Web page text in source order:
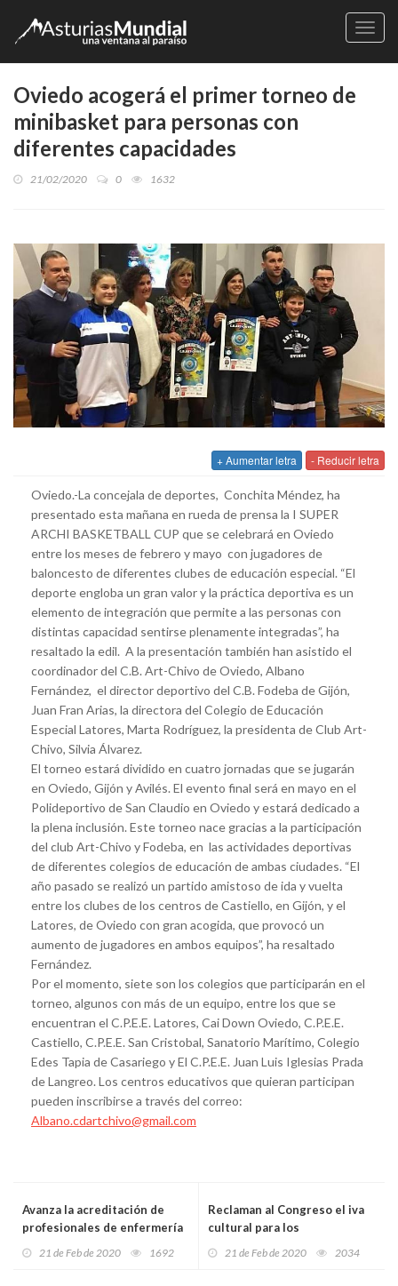
Oviedo acogerá el primer torneo de
minibasket para personas con
diferentes capacidades
21/02/2020 0 1632
+ Aumentar letra - Reducir letra
Oviedo.-La concejala de deportes, Conchita Méndez, ha
presentado esta mañana en rueda de prensa la I SUPER
ARCHI BASKETBALL CUP que se celebrará en Oviedo
entre los meses de febrero y mayo con jugadores de
baloncesto de diferentes clubes de educación especial. “El
deporte engloba un gran valor y la práctica deportiva es un
elemento de integración que permite a las personas con
distintas capacidad sentirse plenamente integradas”, ha
resaltado la edil. A la presentación también han asistido el
coordinador del C.B. Art-Chivo de Oviedo, Albano
Fernández, el director deportivo del C.B. Fodeba de Gijón,
Juan Fran Arias, la directora del Colegio de Educación
Especial Latores, Marta Rodríguez, la presidenta de Club Art-
Chivo, Silvia Álvarez.
El torneo estará dividido en cuatro jornadas que se jugarán
en Oviedo, Gijón y Avilés. El evento final será en mayo en el
Polideportivo de San Claudio en Oviedo y estará dedicado a
la plena inclusión. Este torneo nace gracias a la participación
del club Art-Chivo y Fodeba, en las actividades deportivas
de diferentes colegios de educación de ambas ciudades. “El
año pasado se realizó un partido amistoso de ida y vuelta
entre los clubes de los centros de Castiello, en Gijón, y el
Latores, de Oviedo con gran acogida, que provocó un
aumento de jugadores en ambos equipos”, ha resaltado
Fernández.
Por el momento, siete son los colegios que participarán en el
torneo, algunos con más de un equipo, entre los que se
encuentran el C.P.E.E. Latores, Cai Down Oviedo, C.P.E.E.
Castiello, C.P.E.E. San Cristobal, Sanatorio Marítimo, Colegio
Edes Tapia de Casariego y El C.P.E.E. Juan Luis Iglesias Prada
de Langreo. Los centros educativos que quieran participan
pueden inscribirse a través del correo:
Albano.cdartchivo@gmail.com
Avanza la acreditación de
profesionales de enfermería
21 de Feb de 2020 1692
Reclaman al Congreso el iva
cultural para los
21 de Feb de 2020 2034